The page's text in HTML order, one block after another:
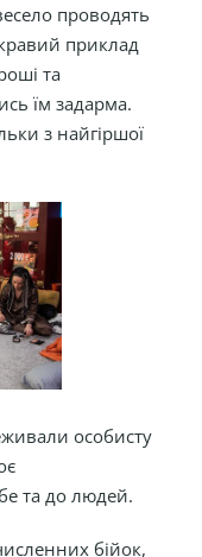
проводять
приклад
та
їм задарма.
з найгіршої
особисту
та до людей.
бійок,